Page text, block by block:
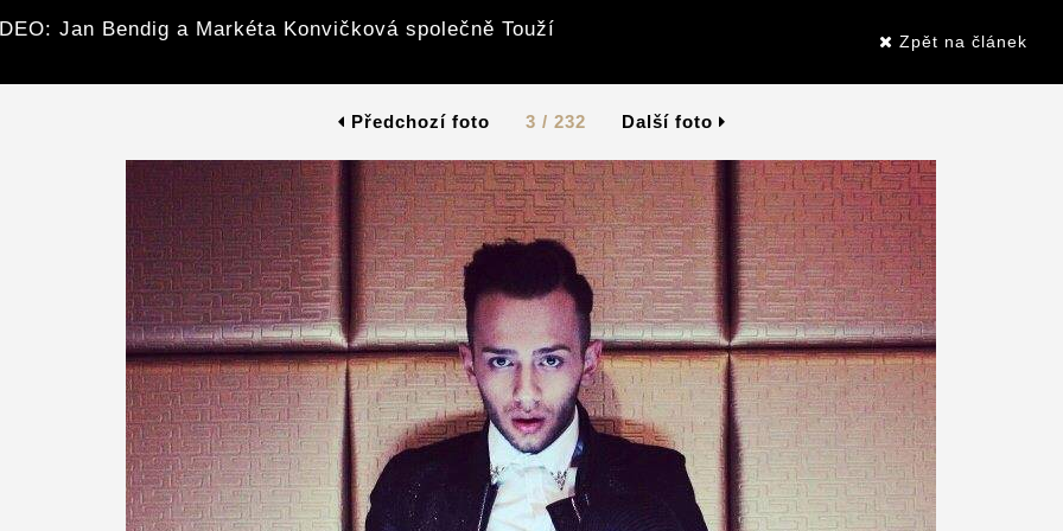
Jan Bendig a Markéta Konvičková společně Touží
Zpět na článek
Předchozí foto 3 / 232 Další foto